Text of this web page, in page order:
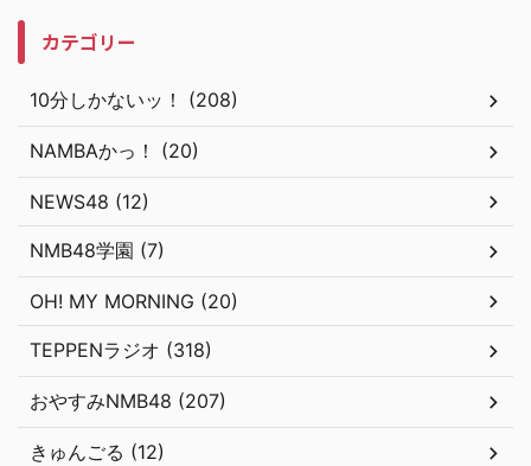
カテゴリー
10分しかないッ！ (208)
NAMBAかっ！ (20)
NEWS48 (12)
NMB48学園 (7)
OH! MY MORNING (20)
TEPPENラジオ (318)
おやすみNMB48 (207)
きゅんごる (12)